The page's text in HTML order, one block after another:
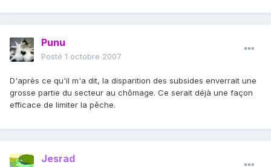
Punu
Posté 1 octobre 2007
D'après ce qu'il m'a dit, la disparition des subsides enverrait une
grosse partie du secteur au chômage. Ce serait déjà une façon
efficace de limiter la pêche.
Jesrad